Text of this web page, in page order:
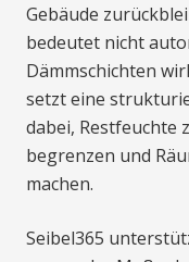
Gebäude
bedeutet nicht
Dämmschichten
setzt eine
dabei, Restfeuchte
begrenzen und
machen.
Seibel365